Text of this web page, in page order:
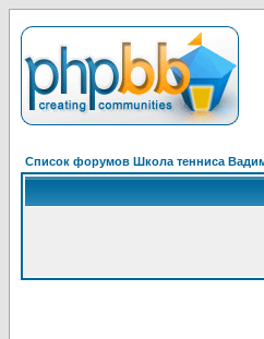
Список форумов Школа тенниса